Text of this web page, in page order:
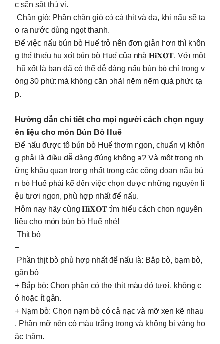
c sần sật thú vị.
Chân giò: Phần chân giò có cả thịt và da, khi nấu sẽ tạ
o ra nước dùng ngọt thanh.
Để việc nấu bún bò Huế trở nên đơn giản hơn thì khôn
g thể thiếu hũ xốt bún bò Huế của nhà 𝐇𝐢𝐗𝐎𝐓. Với một
hũ xốt là bạn đã có thể dễ dàng nấu bún bò chỉ trong v
òng 30 phút mà không cần phải nêm nếm quá phức tạ
p.
Hướng dẫn chi tiết cho mọi người cách chọn nguy
ên liệu cho món Bún Bò Huế
Để nấu được tô bún bò Huế thơm ngon, chuẩn vị khôn
g phải là điều dễ dàng đúng không ạ? Và một trong nh
ững khâu quan trọng nhất trong các công đoạn nấu bú
n bò Huế phải kể đến việc chọn được những nguyên li
ệu tươi ngon, phù hợp nhất để nấu.
Hôm nay hãy cùng 𝐇𝐢𝐗𝐎𝐓 tìm hiểu cách chọn nguyên
liệu cho món bún bò Huế nhé!
Thịt bò
–
Phần thịt bò phù hợp nhất để nấu là: Bắp bò, bạm bò,
gân bò
+ Bắp bò: Chọn phần có thớ thịt màu đỏ tươi, không c
ó hoặc ít gân.
+ Nạm bò: Chọn nạm bò có cả nạc và mỡ xen kẽ nhau
. Phần mỡ nên có màu trắng trong và không bị vàng ho
ặc thâm.